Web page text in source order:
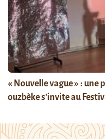
« Nouvelle vague » : une
ouzbèke s’invite au